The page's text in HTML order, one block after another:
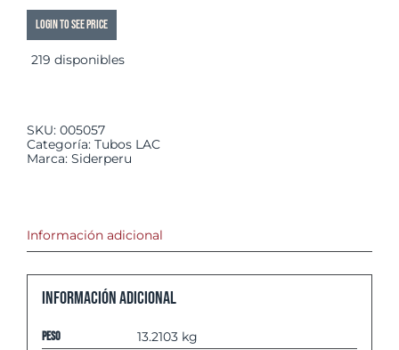
Login to see price
219 disponibles
SKU: 005057
Categoría: Tubos LAC
Marca: Siderperu
Información adicional
Información adicional
Peso 13.2103 kg